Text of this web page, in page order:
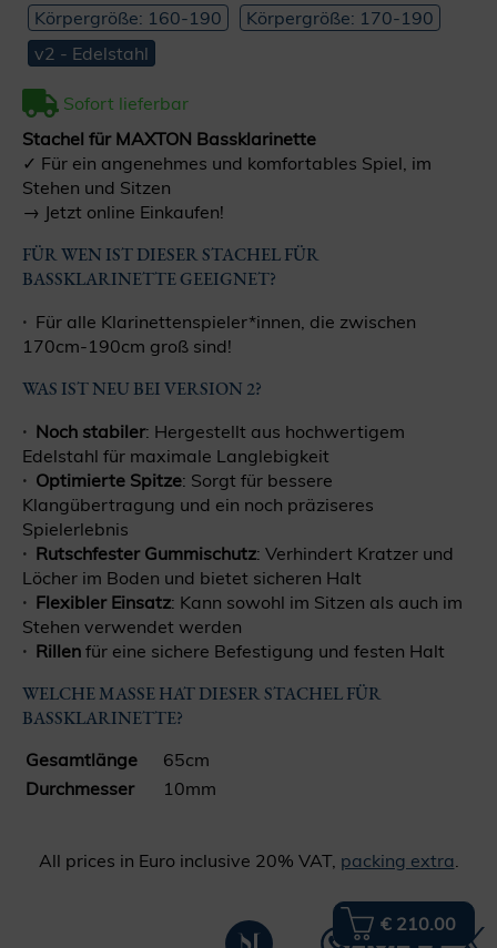
€ 210.00
Körpergröße: 160-190
Körpergröße: 170-190
v2 - Edelstahl
Sofort lieferbar
Stachel für MAXTON Bassklarinette
✓ Für ein angenehmes und komfortables Spiel, im
Stehen und Sitzen
→ Jetzt online Einkaufen!
FÜR WEN IST DIESER STACHEL FÜR
BASSKLARINETTE GEEIGNET?
Für alle Klarinettenspieler*innen, die zwischen
170cm-190cm groß sind!
WAS IST NEU BEI VERSION 2?
Noch stabiler: Hergestellt aus hochwertigem
Edelstahl für maximale Langlebigkeit
Optimierte Spitze: Sorgt für bessere
Klangübertragung und ein noch präziseres
Spielerlebnis
Rutschfester Gummischutz: Verhindert Kratzer und
Löcher im Boden und bietet sicheren Halt
Flexibler Einsatz: Kann sowohl im Sitzen als auch im
Stehen verwendet werden
Rillen für eine sichere Befestigung und festen Halt
WELCHE MASSE HAT DIESER STACHEL FÜR B
ASSKLARINETTE?
Gesamtlänge
65cm
Durchmesser
10mm
All prices in Euro inclusive 20% VAT, packing extra